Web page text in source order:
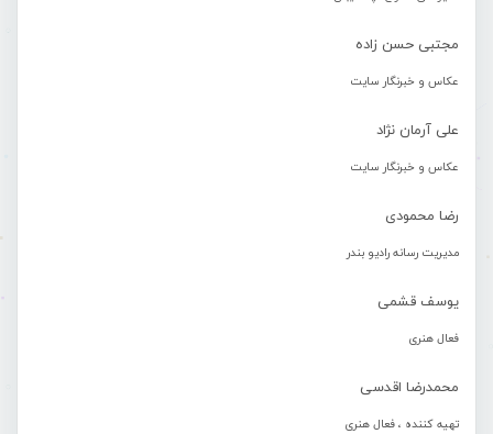
مجتبی حسن زاده
عکاس و خبرنگار سایت
علی آرمان نژاد
عکاس و خبرنگار سایت
رضا محمودی
مدیریت رسانه رادیو بندر
یوسف قشمی
فعال هنری
محمدرضا اقدسی
تهیه کننده ، فعال هنری